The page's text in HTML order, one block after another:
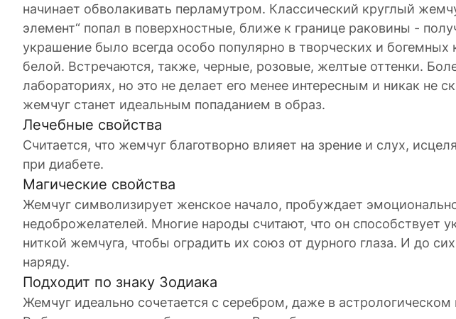
начинает обволакивать перламутром. Классический круглый
элемент“ попал в поверхностные, ближе к границе раковины -
украшение было всегда особо популярно в творческих и
белой. Встречаются, также, черные, розовые, желтые оттенки.
лабораториях, но это не делает его менее интересным и никак
жемчуг станет идеальным попаданием в образ.
Лечебные свойства
Считается, что жемчуг благотворно влияет на зрение и слух,
при диабете.
Магические свойства
Жемчуг символизирует женское начало, пробуждает
недоброжелателей. Многие народы считают, что он
ниткой жемчуга, чтобы оградить их союз от дурного глаза. И до
наряду.
Подходит по знаку Зодиака
Жемчуг идеально сочетается с серебром, даже в